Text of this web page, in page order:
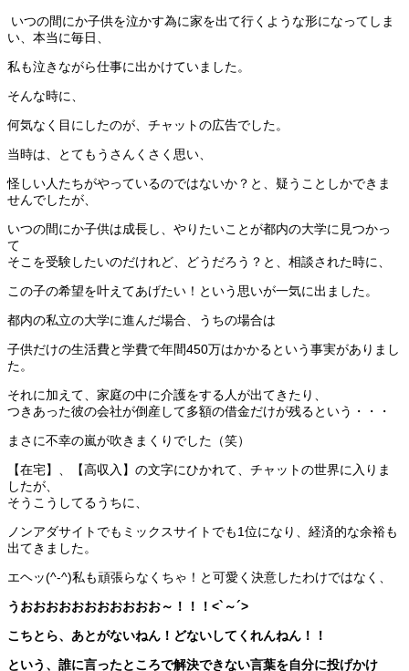
いつの間にか子供を泣かす為に家を出て行くような形になってしま
い、 本当に毎日、
私も泣きながら仕事に出かけていました。
そんな時に、
何気なく目にしたのが、チャットの広告でした。
当時は、とてもうさんくさく思い、
怪しい人たちがやっているのではないか？と、疑うことしかできま
せんでしたが、
いつの間にか子供は成長し、やりたいことが都内の大学に見つかっ
て
そこを受験したいのだけれど、どうだろう？と、相談された時に、
この子の希望を叶えてあげたい！という思いが一気に出ました。
都内の私立の大学に進んだ場合、うちの場合は
子供だけの生活費と学費で年間450万はかかるという事実がありまし
た。
それに加えて、家庭の中に介護をする人が出てきたり、
つきあった彼の会社が倒産して多額の借金だけが残るという・・・
まさに不幸の嵐が吹きまくりでした（笑）
【在宅】、【高収入】の文字にひかれて、チャットの世界に入りま
したが、
そうこうしてるうちに、
ノンアダサイトでもミックスサイトでも1位になり、経済的な余裕も
出てきました。
エヘッ(^-^)私も頑張らなくちゃ！と可愛く決意したわけではなく、
うおおおおおおおおおおお～！！！<`～´>
こちとら、あとがないねん！どないしてくれんねん！！
という、誰に言ったところで解決できない言葉を自分に投げかけ